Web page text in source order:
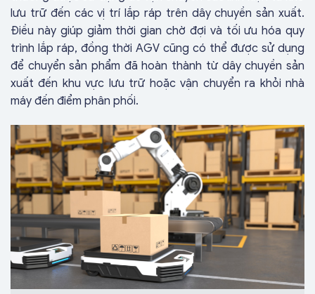
lưu trữ đến các vị trí lắp ráp trên dây chuyền sản xuất.
Điều này giúp giảm thời gian chờ đợi và tối ưu hóa quy
trình lắp ráp, đồng thời AGV cũng có thể được sử dụng
để chuyển sản phẩm đã hoàn thành từ dây chuyền sản
xuất đến khu vực lưu trữ hoặc vận chuyển ra khỏi nhà
máy đến điểm phân phối.